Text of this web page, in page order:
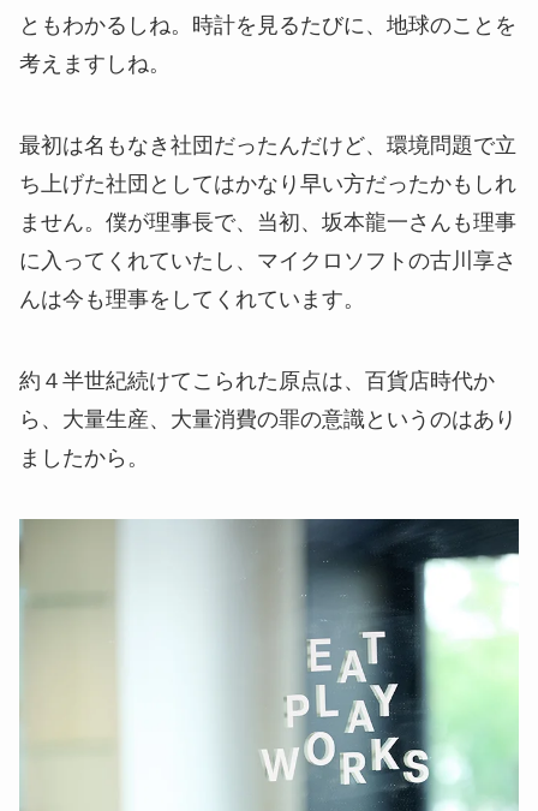
ともわかるしね。時計を見るたびに、地球のことを
考えますしね。
最初は名もなき社団だったんだけど、環境問題で立
ち上げた社団としてはかなり早い方だったかもしれ
ません。僕が理事長で、当初、坂本龍一さんも理事
に入ってくれていたし、マイクロソフトの古川享さ
んは今も理事をしてくれています。
約４半世紀続けてこられた原点は、百貨店時代か
ら、大量生産、大量消費の罪の意識というのはあり
ましたから。